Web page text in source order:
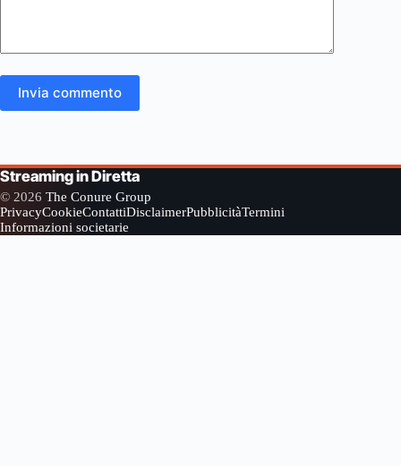
Invia commento
Streaming in Diretta
© 2026 The Conure Group
PrivacyCookieContattiDisclaimerPubblicitàTermini
Informazioni societarie